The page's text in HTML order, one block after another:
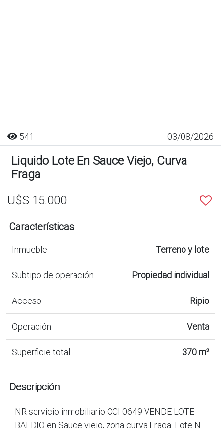
541 03/08/2026
Liquido Lote En Sauce Viejo, Curva
Fraga
U$S 15.000
Características
Inmueble Terreno y lote
Subtipo de operación Propiedad individual
Acceso Ripio
Operación Venta
Superficie total 370 m²
Descripción
NR servicio inmobiliario CCI 0649 VENDE LOTE
BALDIO en Sauce viejo, zona curva Fraga. Lote N.